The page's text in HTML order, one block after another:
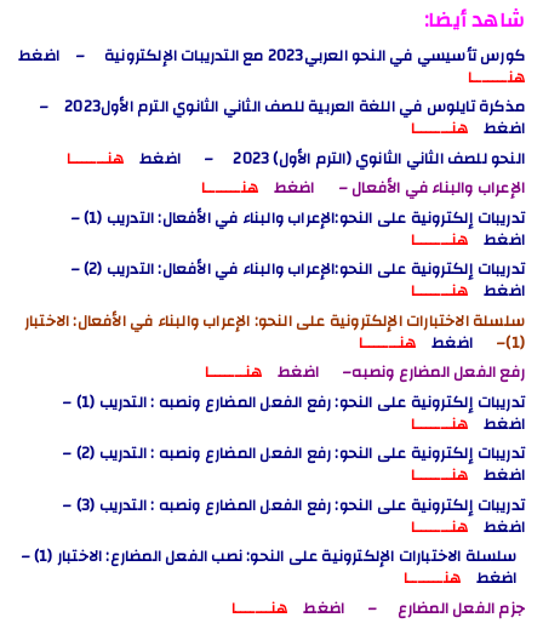
شاهد أيضا:
كورس تأسيسي في النحو العربي2023 مع التدريبات الإلكترونية – اضغط
هنـــــــا
مذكرة تايلوس في اللغة العربية للصف الثاني الثانوي الترم الأول2023
–
اضغط هنـــــــا
النحو للصف الثاني الثانوي (الترم الأول) 2023
– اضغط هنـــــــا
الإعراب والبناء في الأفعال– اضغط هنـــــــا
تدريبات إلكترونية على النحو:الإعراب والبناء في الأفعال: التدريب (1) –
اضغط هنـــــــا
تدريبات إلكترونية على النحو:الإعراب والبناء في الأفعال: التدريب (2) –
اضغط هنـــــــا
سلسلة الاختبارات الإلكترونية على النحو: الإعراب والبناء في الأفعال: الاختبار
(1)
– اضغط هنـــــــا
رفع الفعل المضارع ونصبه– اضغط هنـــــــا
تدريبات إلكترونية على النحو: رفع الفعل المضارع ونصبه : التدريب (1) –
اضغط هنـــــــا
تدريبات إلكترونية على النحو: رفع الفعل المضارع ونصبه : التدريب (2) –
اضغط هنـــــــا
تدريبات إلكترونية على النحو: رفع الفعل المضارع ونصبه : التدريب (3) –
اضغط هنـــــــا
سلسلة الاختبارات الإلكترونية على النحو: نصب الفعل المضارع: الاختبار (1) –
اضغط هنـــــــا
جزم الفعل المضارع – اضغط هنـــــــا